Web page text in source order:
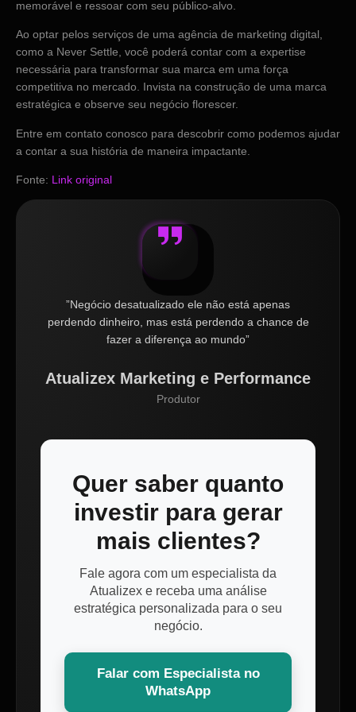
memorável e ressoar com seu público-alvo.
Ao optar pelos serviços de uma agência de marketing digital,
como a Never Settle, você poderá contar com a expertise
necessária para transformar sua marca em uma força
competitiva no mercado. Invista na construção de uma marca
estratégica e observe seu negócio florescer.
Entre em contato conosco para descobrir como podemos ajudar
a contar a sua história de maneira impactante.
Fonte: Link original
”Negócio desatualizado ele não está apenas
perdendo dinheiro, mas está perdendo a chance de
fazer a diferença ao mundo”
Atualizex Marketing e Performance
Produtor
Quer saber quanto
investir para gerar
mais clientes?
Fale agora com um especialista da
Atualizex e receba uma análise
estratégica personalizada para o seu
negócio.
Falar com Especialista no
WhatsApp